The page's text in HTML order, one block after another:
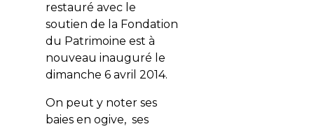
restauré avec le
soutien de la Fondation
du Patrimoine est à
nouveau inauguré le
dimanche 6 avril 2014.
On peut y noter ses
baies en ogive, ses